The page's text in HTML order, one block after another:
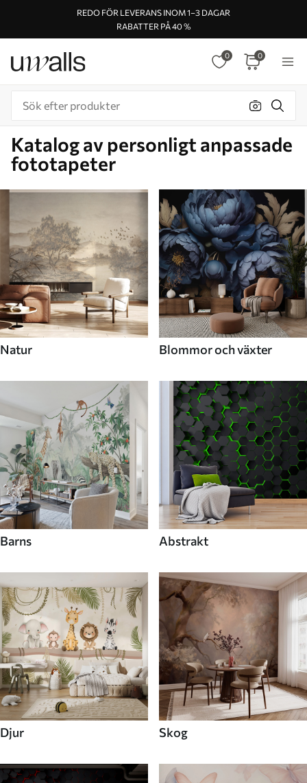
REDO FÖR LEVERANS INOM 1–3 DAGAR
RABATTER PÅ 40 %
0 0
Katalog av personligt anpassade
fototapeter
Natur Blommor och växter
Barns Abstrakt
Djur Skog